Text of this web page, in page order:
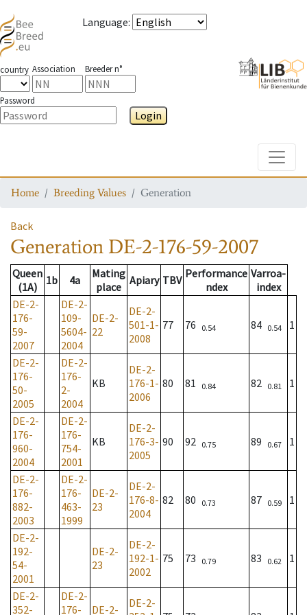
Language:
country Association Breeder n°
Password
Login
Home Breeding Values Generation
Back
Generation DE-2-176-59-2007
Queen
(1A)
1b 4a
Mating
place Apiary TBV Performance
ndex
Varroa-
index
DE-2-
176-
59-
2007
DE-2-
109-
5604-
2004
DE-2-
22
DE-2-
501-1-
2008
77 76 0.54 84 0.54 1
DE-2-
176-
50-
2005
DE-2-
176-
2-
2004
KB
DE-2-
176-1-
2006
80 81 0.84 82 0.81 1
DE-2-
176-
960-
2004
DE-2-
176-
754-
2001
KB
DE-2-
176-3-
2005
90 92 0.75 89 0.67 1
DE-2-
176-
882-
2003
DE-2-
176-
463-
1999
DE-2-
23
DE-2-
176-8-
2004
82 80 0.73 87 0.59 1
DE-2-
192-
54-
2001
DE-2-
23
DE-2-
192-1-
2002
75 73 0.79 83 0.62 1
DE-2-
352-
DE-2-
176-
DE-2-
DE-2-